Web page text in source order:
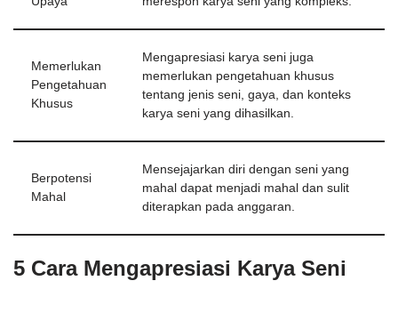
Memerlukan
Pengetahuan
Khusus
Mengapresiasi karya seni juga
memerlukan pengetahuan khusus
tentang jenis seni, gaya, dan konteks
karya seni yang dihasilkan.
Berpotensi
Mahal
Mensejajarkan diri dengan seni yang
mahal dapat menjadi mahal dan sulit
diterapkan pada anggaran.
5 Cara Mengapresiasi Karya Seni